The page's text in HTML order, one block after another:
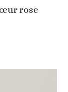
rose